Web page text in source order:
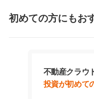
初めての方にもお
不動産クラウ
投資が初めて